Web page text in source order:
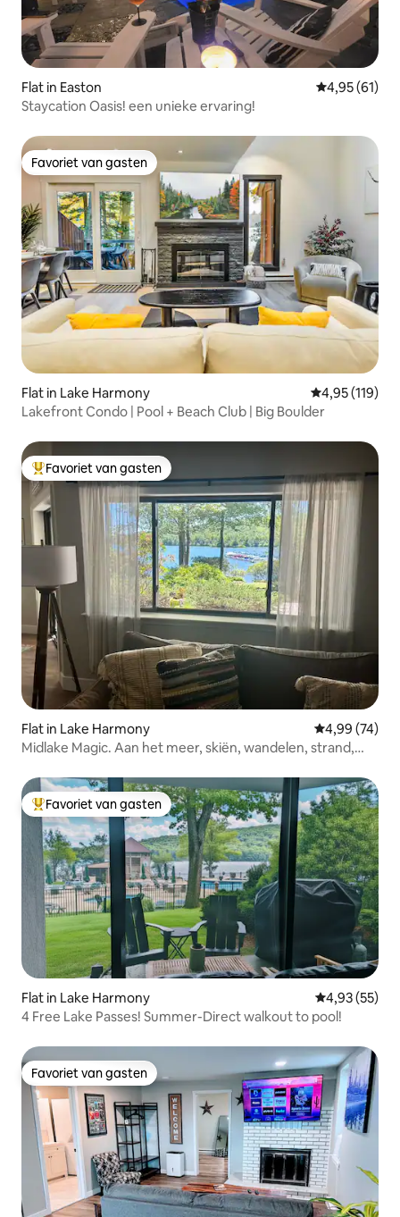
Flat in Easton Gemiddelde
4,95 (61)
Staycation Oasis! een unieke ervaring!
Favoriet van gasten
Favoriet van gasten
Flat in Lake Harmony Gemiddelde
4,95 (119)
Lakefront Condo | Pool + Beach Club | Big Boulder
Topfavoriet van gasten
Favoriet van gasten
Flat in Lake Harmony Gemiddelde
4,99 (74)
Midlake Magic. Aan het meer, skiën, wandelen, strand,
Topfavoriet van gasten
Favoriet van gasten
Flat in Lake Harmony Gemiddelde
4,93 (55)
4 Free Lake Passes! Summer-Direct walkout to pool!
Favoriet van gasten
Favoriet van gasten